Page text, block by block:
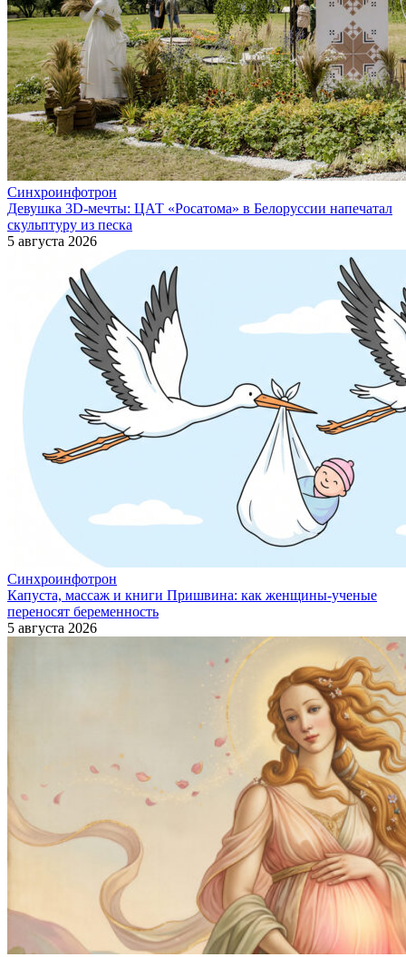
Синхроинфотрон
Девушка 3D-мечты: ЦАТ «Росатома» в Белоруссии напечатал
скульптуру из песка
5 августа 2026
Синхроинфотрон
Капуста, массаж и книги Пришвина: как женщины-ученые
переносят беременность
5 августа 2026